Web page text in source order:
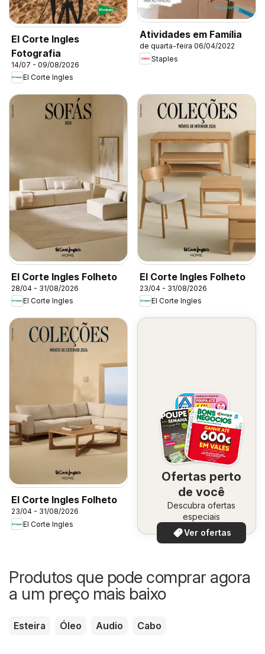
El Corte Ingles
Fotografia
14/07 - 09/08/2026
El Corte Ingles
Atividades em Família
de quarta-feira 06/04/2022
Staples
El Corte Ingles Folheto
28/04 - 31/08/2026
El Corte Ingles
El Corte Ingles Folheto
23/04 - 31/08/2026
El Corte Ingles
El Corte Ingles Folheto
23/04 - 31/08/2026
El Corte Ingles
Ofertas perto
de você
Descubra ofertas
especiais
Ver ofertas
Produtos que pode comprar agora
a um preço mais baixo
Esteira Óleo Audio Cabo